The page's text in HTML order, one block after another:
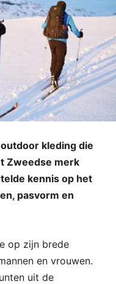
kleding die
Zweedse merk
kennis op het
pasvorm en
op zijn brede
en vrouwen.
uit de